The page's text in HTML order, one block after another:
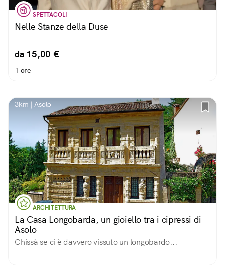
SPETTACOLI
Nelle Stanze della Duse
da 15,00 €
1 ore
3km | Asolo
ARCHITETTURA
La Casa Longobarda, un gioiello tra i cipressi di
Asolo
Chissà se ci è davvero vissuto un longobardo...